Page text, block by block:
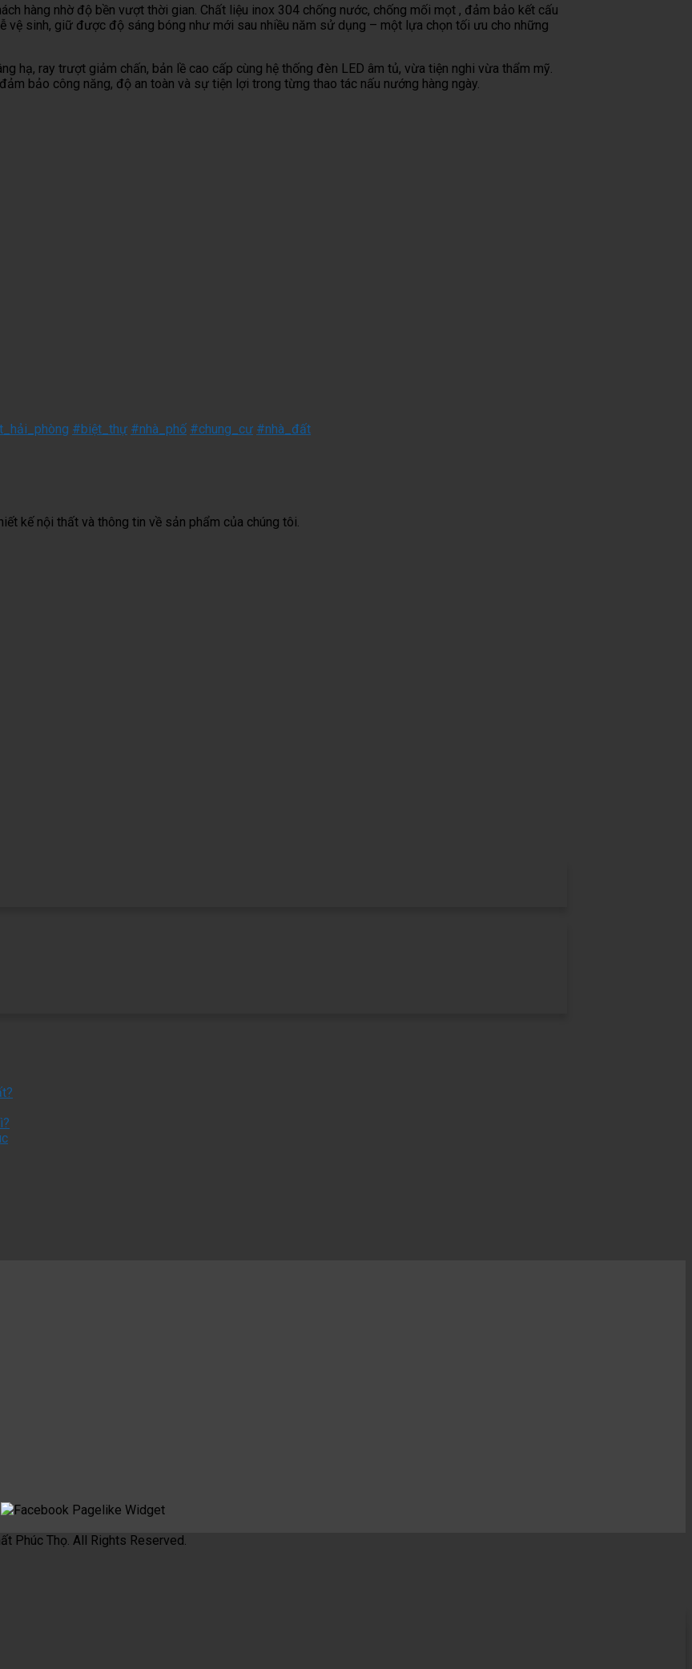
hàng nhờ độ bền vượt thời gian. Chất liệu inox 304 chống nước, chống mối mọt , đảm bảo kết cấu
vệ sinh, giữ được độ sáng bóng như mới sau nhiều năm sử dụng – một lựa chọn tối ưu cho những
hạ, ray trượt giảm chấn, bản lề cao cấp cùng hệ thống đèn LED âm tủ, vừa tiện nghi vừa thẩm mỹ.
bảo công năng, độ an toàn và sự tiện lợi trong từng thao tác nấu nướng hàng ngày.
#biệt_thự #nhà_phố #chung_cư #nhà_đất
kế nội thất và thông tin về sản phẩm của chúng tôi.
Phúc Thọ. All Rights Reserved.